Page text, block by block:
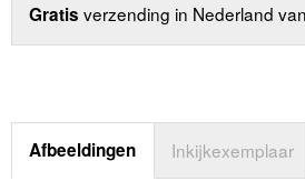
Gratis verzending in Nederland
Afbeeldingen Inkijkexemplaar